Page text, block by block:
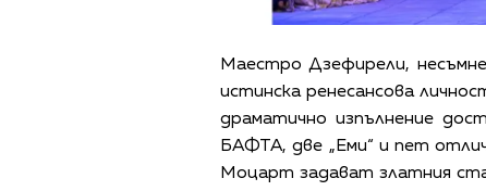
Маестро Дзефирели,
истинска ренесансова
драматично изпълнение
БАФТА, две „Еми“ и пет
Моцарт задават златния